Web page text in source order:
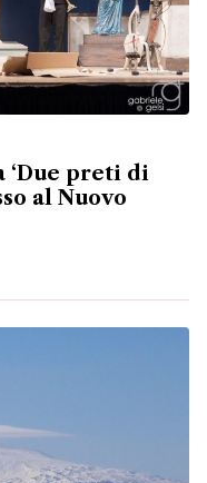
‘Due preti di
al Nuovo